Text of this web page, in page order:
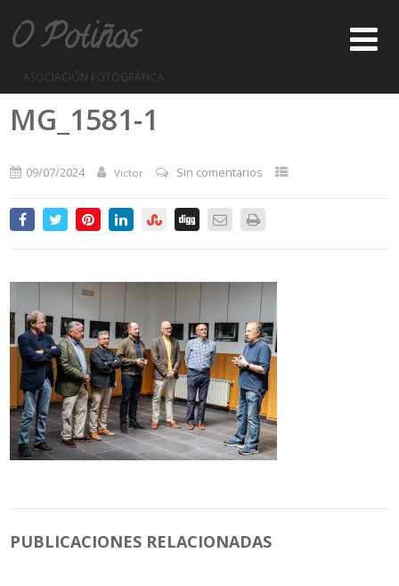
O Potiños
ASOCIACIÓN FOTOGRÁFICA
MG_1581-1
09/07/2024 Victor Sin comentarios
PUBLICACIONES RELACIONADAS